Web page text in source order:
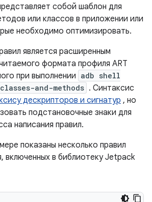
собой шаблон для
или классов в приложении или
необходимо оптимизировать.
является расширенным
формата профиля ART
при выполнении adb shell
and-methods . Синтаксис
дескрипторов и сигнатур , но
подстановочные знаки для
написания правил.
показаны несколько правил
включенных в библиотеку Jetpack